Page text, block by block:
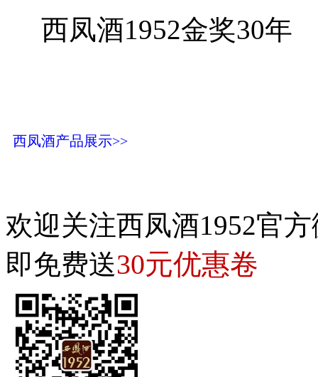
西凤酒1952金奖30年
西凤酒产品展示>>
欢迎关注西凤酒1952官
即免费送30元优惠卷